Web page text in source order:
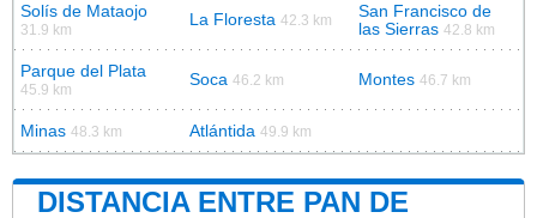
Solís de Mataojo
31.9 km
La Floresta 42.3 km
San Francisco de
las Sierras 42.8 km
Parque del Plata
45.9 km
Soca 46.2 km Montes 46.7 km
Minas 48.3 km Atlántida 49.9 km
DISTANCIA ENTRE PAN DE